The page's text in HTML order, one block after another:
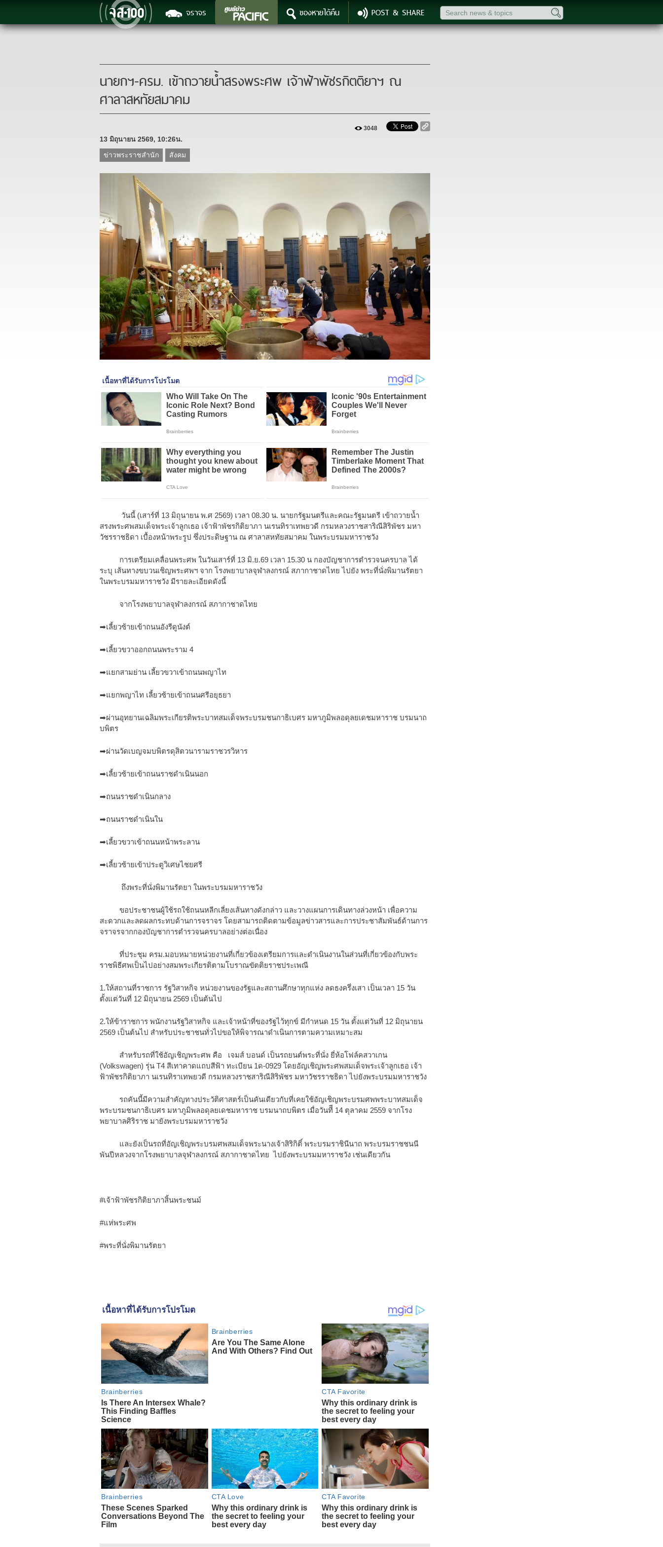
จราจร ของหายได้คืน POST & SHARE
3048
นายกฯ-ครม. เข้าถวายน้ำสรงพระศพ เจ้าฟ้าพัชรกิตติยาฯ ณ
ศาลาสหทัยสมาคม
3048
13 มิถุนายน 2569, 10:26น.
ข่าวพระราชสำนัก
สังคม
วันนี้ (เสาร์ที่ 13 มิถุนายน พ.ศ 2569) เวลา 08.30 น. นายกรัฐมนตรีและคณะรัฐมนตรี เข้าถวายน้ำ
สรงพระศพสมเด็จพระเจ้าลูกเธอ เจ้าฟ้าพัชรกิติยาภา นเรนทิราเทพยวดี กรมหลวงราชสาริณีสิริพัชร มหา
วัชรราชธิดา เบื้องหน้าพระรูป ซึ่งประดิษฐาน ณ ศาลาสหทัยสมาคม ในพระบรมมหาราชวัง
การเตรียมเคลื่อนพระศพ ในวันเสาร์ที่ 13 มิ.ย.69 เวลา 15.30 น กองบัญชาการตำรวจนครบาล ได้
ระบุ เส้นทางขบวนเชิญพระศพฯ จาก โรงพยาบาลจุฬาลงกรณ์ สภากาชาดไทย ไปยัง พระที่นั่งพิมานรัตยา
ในพระบรมมหาราชวัง มีรายละเอียดดังนี้
จากโรงพยาบาลจุฬาลงกรณ์ สภากาชาดไทย
➡เลี้ยวซ้ายเข้าถนนอังรีดูนังต์
➡เลี้ยวขวาออกถนนพระราม 4
➡แยกสามย่าน เลี้ยวขวาเข้าถนนพญาไท
➡แยกพญาไท เลี้ยวซ้ายเข้าถนนศรีอยุธยา
➡ผ่านอุทยานเฉลิมพระเกียรติพระบาทสมเด็จพระบรมชนกาธิเบศร มหาภูมิพลอดุลยเดชมหาราช บรมนาถ
บพิตร
➡ผ่านวัดเบญจมบพิตรดุสิตวนารามราชวรวิหาร
➡เลี้ยวซ้ายเข้าถนนราชดำเนินนอก
➡ถนนราชดำเนินกลาง
➡ถนนราชดำเนินใน
➡เลี้ยวขวาเข้าถนนหน้าพระลาน
➡เลี้ยวซ้ายเข้าประตูวิเศษไชยศรี
ถึงพระที่นั่งพิมานรัตยา ในพระบรมมหาราชวัง
ขอประชาชนผู้ใช้รถใช้ถนนหลีกเลี่ยงเส้นทางดังกล่าว และวางแผนการเดินทางล่วงหน้า เพื่อความ
สะดวกและลดผลกระทบด้านการจราจร โดยสามารถติดตามข้อมูลข่าวสารและการประชาสัมพันธ์ด้านการ
จราจรจากกองบัญชาการตำรวจนครบาลอย่างต่อเนื่อง
ที่ประชุม ครม.มอบหมายหน่วยงานที่เกี่ยวข้องเตรียมการและดำเนินงานในส่วนที่เกี่ยวข้องกับพระ
ราชพิธีศพเป็นไปอย่างสมพระเกียรติตามโบราณขัตติยราชประเพณี
1.ให้สถานที่ราชการ รัฐวิสาหกิจ หน่วยงานของรัฐและสถานศึกษาทุกแห่ง ลดธงครึ่งเสา เป็นเวลา 15 วัน
ตั้งแต่วันที่ 12 มิถุนายน 2569 เป็นต้นไป
2.ให้ข้าราชการ พนักงานรัฐวิสาหกิจ และเจ้าหน้าที่ของรัฐไว้ทุกข์ มีกำหนด 15 วัน ตั้งแต่วันที่ 12 มิถุนายน
2569 เป็นต้นไป สำหรับประชาชนทั่วไปขอให้พิจารณาดำเนินการตามความเหมาะสม
สำหรับรถที่ใช้อัญเชิญพระศพ คือ เจมส์ บอนด์ เป็นรถยนต์พระที่นั่ง ยี่ห้อโฟล์คสวาเกน
(Volkswagen) รุ่น T4 สีเทาคาดแถบสีฟ้า ทะเบียน 1ด-0929 โดยอัญเชิญพระศพสมเด็จพระเจ้าลูกเธอ เจ้า
ฟ้าพัชรกิติยาภา นเรนทิราเทพยวดี กรมหลวงราชสาริณีสิริพัชร มหาวัชรราชธิดา ไปยังพระบรมมหาราชวัง
รถคันนี้มีความสำคัญทางประวัติศาสตร์เป็นคันเดียวกับที่เคยใช้อัญเชิญพระบรมศพพระบาทสมเด็จ
พระบรมชนกาธิเบศร มหาภูมิพลอดุลยเดชมหาราช บรมนาถบพิตร เมื่อวันทีี 14 ตุลาคม 2559 จากโรง
พยาบาลศิริราช มายังพระบรมมหาราชวัง
และยังเป็นรถที่อัญเชิญพระบรมศพสมเด็จพระนางเจ้าสิริกิติ์ พระบรมราชินีนาถ พระบรมราชชนนี
พันปีหลวงจากโรงพยาบาลจุฬาลงกรณ์ สภากาชาดไทย ไปยังพระบรมมหาราชวัง เช่นเดียวกัน
#เจ้าฟ้าพัชรกิติยาภาสิ้นพระชนม์
#แห่พระศพ
#พระที่นั่งพิมานรัตยา